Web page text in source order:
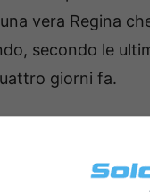
vera Regina
secondo le
giorni fa.
possibile